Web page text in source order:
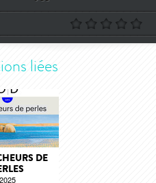
liées
DE
2025